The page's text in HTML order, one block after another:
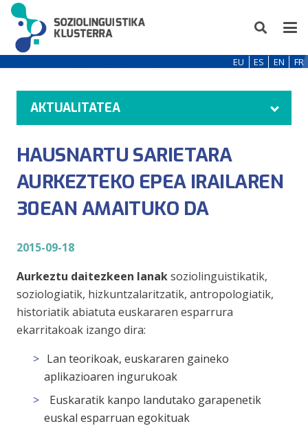
EU ES EN FR
AKTUALITATEA
HAUSNARTU SARIETARA
AURKEZTEKO EPEA IRAILAREN
30EAN AMAITUKO DA
2015-09-18
Aurkeztu daitezkeen lanaksoziolinguistikatik,
soziologiatik, hizkuntzalaritzatik, antropologiatik,
historiatik abiatuta euskararen esparrura
ekarritakoak izango dira:
Lan teorikoak, euskararen gaineko
aplikazioaren ingurukoak
Euskaratik kanpo landutako garapenetik
euskal esparruan egokituak